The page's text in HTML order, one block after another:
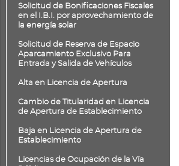
Solicitud de Bonificaciones Fiscales
en el I.B.I. por aprovechamiento de
la energía solar
Solicitud de Reserva de Espacio
Aparcamiento Exclusivo Para
Entrada y Salida de Vehículos
Alta en Licencia de Apertura
Cambio de Titularidad en Licencia
de Apertura de Establecimiento
Baja en Licencia de Apertura de
Establecimiento
Licencias de Ocupación de la Vía